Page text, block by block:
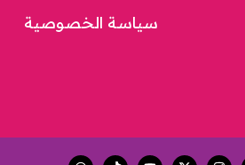
سياسة الخصوصية